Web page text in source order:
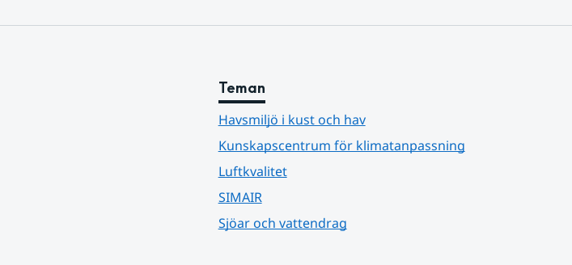
Teman
Havsmiljö i kust och hav
Kunskapscentrum för klimatanpassning
Luftkvalitet
SIMAIR
Sjöar och vattendrag